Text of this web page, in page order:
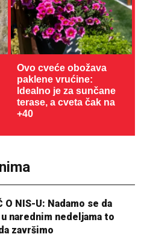
Ovo cveće obožava
paklene vrućine:
Idealno je za sunčane
terase, a cveta čak na
+40
O NIS-U: Nadamo se da
narednim nedeljama to
završimo